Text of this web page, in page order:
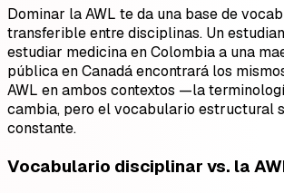
Dominar la AWL te da una base de
transferible entre disciplinas. Un
estudiar medicina en Colombia a una
pública en Canadá encontrará los
AWL en ambos contextos —la
cambia, pero el vocabulario estructural
constante.
Vocabulario disciplinar vs. la